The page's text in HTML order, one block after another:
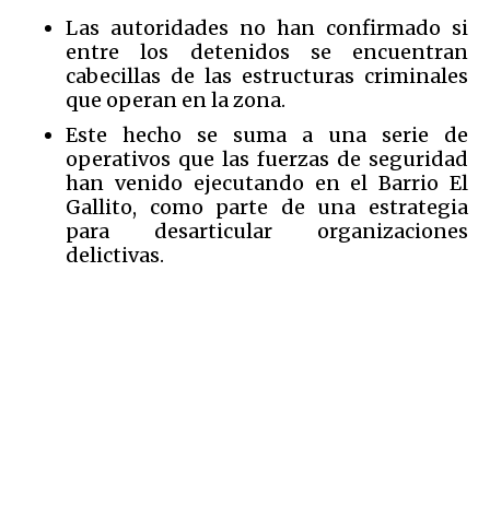
Las autoridades no han confirmado si
entre los detenidos se encuentran
cabecillas de las estructuras criminales
que operan en la zona.
Este hecho se suma a una serie de
operativos que las fuerzas de seguridad
han venido ejecutando en el Barrio El
Gallito, como parte de una estrategia
para desarticular organizaciones
delictivas.